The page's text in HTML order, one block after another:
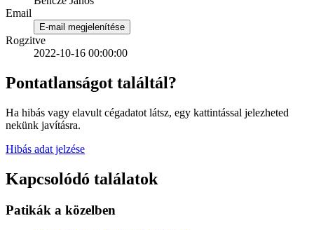
Email
E-mail megjelenítése
Rogzitve
2022-10-16 00:00:00
Pontatlanságot találtál?
Ha hibás vagy elavult cégadatot látsz, egy kattintással jelezheted
nekünk javításra.
Hibás adat jelzése
Kapcsolódó találatok
Patikák a közelben